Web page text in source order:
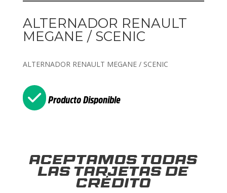
ALTERNADOR RENAULT
MEGANE / SCENIC
ALTERNADOR RENAULT MEGANE / SCENIC
Producto Disponible
Aceptamos todas
las tarjetas de
crédito